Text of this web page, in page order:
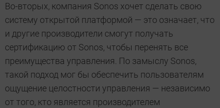
Во-вторых, компания Sonos хочет сделать свою
систему открытой платформой — это означает, что
и другие производители смогут получать
сертификацию от Sonos, чтобы перенять все
преимущества управления. По замыслу Sonos,
такой подход мог бы обеспечить пользователям
ощущение целостности управления — независимо
от того, кто является производителем